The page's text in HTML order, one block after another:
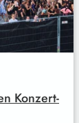
Konzert-